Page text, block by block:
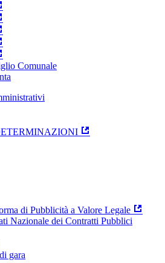
Comunale
di Pubblicità a Valore Legale
Nazionale dei Contratti Pubblici
gara